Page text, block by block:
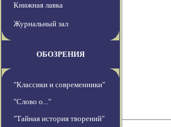
Книжная лавка
Журнальный зал
ОБОЗРЕНИЯ
"Классики и современники"
"Слово о..."
"Тайная история творений"